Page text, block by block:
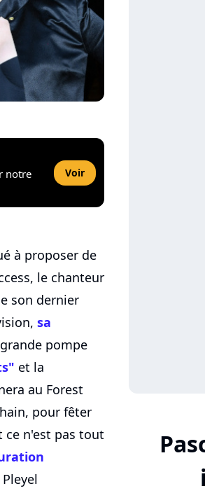
notre
Voir
à proposer de
le chanteur
son dernier
sa
pompe
et la
au Forest
pour fêter
ce n'est pas tout